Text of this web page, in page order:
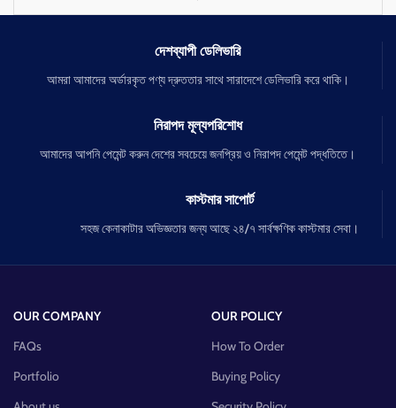
দেশব্যাপী ডেলিভারি
আমরা আমাদের অর্ডারকৃত পণ্য দ্রুততার সাথে সারাদেশে ডেলিভারি করে থাকি।
নিরাপদ মূল্যপরিশোধ
আমাদের আপনি পেমেন্ট করুন দেশের সবচেয়ে জনপ্রিয় ও নিরাপদ পেমেন্ট পদ্ধতিতে।
কাস্টমার সাপোর্ট
সহজ কেনাকাটার অভিজ্ঞতার জন্য আছে ২৪/৭ সার্বক্ষণিক কাস্টমার সেবা।
OUR COMPANY
FAQs
Portfolio
OUR POLICY
How To Order
Buying Policy